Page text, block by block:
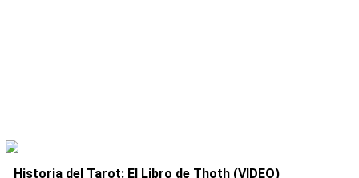
Historia del Tarot: El Libro de Thoth (VIDEO)